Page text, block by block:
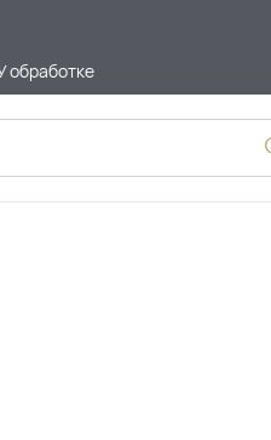
обработке